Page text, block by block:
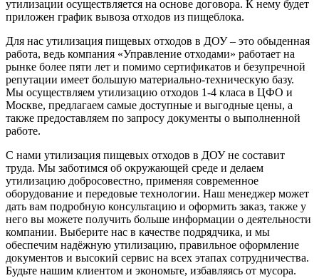
утилизации осуществляется на основе договора. К нему будет
приложен график вывоза отходов из пищеблока.
Для нас утилизация пищевых отходов в ДОУ – это обыденная
работа, ведь компания «Управление отходами» работает на
рынке более пяти лет и помимо сертификатов и безупречной
репутации имеет большую материально-техническую базу.
Мы осуществляем утилизацию отходов 1-4 класа в ЦФО и
Москве, предлагаем самые доступные и выгодные цены, а
также предоставляем по запросу документы о выполненной
работе.
С нами утилизация пищевых отходов в ДОУ не составит
труда. Мы заботимся об окружающей среде и делаем
утилизацию добросовестно, применяя современное
оборудование и передовые технологии. Наш менеджер может
дать вам подробную консультацию и оформить заказ, также у
него вы можете получить больше информации о деятельности
компании. Выберите нас в качестве подрядчика, и мы
обеспечим надёжную утилизацию, правильное оформление
документов и высокий сервис на всех этапах сотрудничества.
Будьте нашим клиентом и экономьте, избавляясь от мусора.